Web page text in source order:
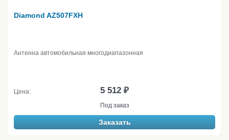
Diamond AZ507FXH
Антенна автомобильная многодиапазонная
Цена: 5 512 ₽
Под заказ
Заказать